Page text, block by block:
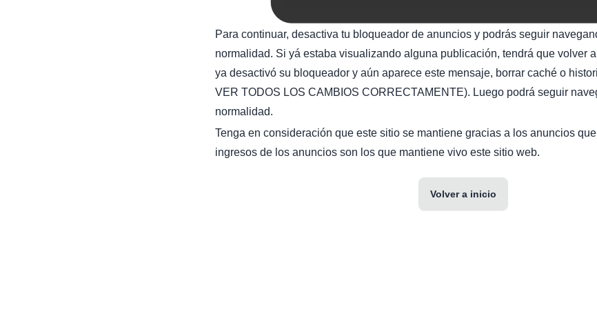
Para continuar, desactiva tu bloqueador de anuncios y podrás seguir
normalidad. Si yá estaba visualizando alguna publicación, tendrá que volver
ya desactivó su bloqueador y aún aparece este mensaje, borrar caché o
VER TODOS LOS CAMBIOS CORRECTAMENTE). Luego podrá seguir
normalidad.
Tenga en consideración que este sitio se mantiene gracias a los anuncios
ingresos de los anuncios son los que mantiene vivo este sitio web.
Volver a inicio